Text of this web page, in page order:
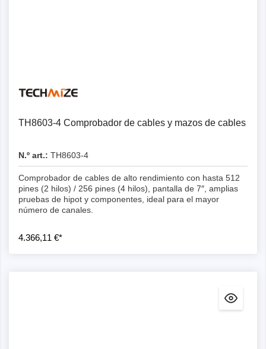
TH8603-4 Comprobador de cables y mazos de cables
N.º art.: TH8603-4
Comprobador de cables de alto rendimiento con hasta 512
pines (2 hilos) / 256 pines (4 hilos), pantalla de 7″, amplias
pruebas de hipot y componentes, ideal para el mayor
número de canales.
4.366,11 €*